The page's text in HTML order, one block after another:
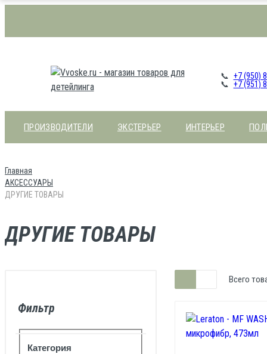
+7 (950)
+7 (951)
ПРОИЗВОДИТЕЛИ ЭКСТЕРЬЕР ИНТЕРЬЕР
Главная
АКСЕССУАРЫ
ДРУГИЕ ТОВАРЫ
ДРУГИЕ ТОВАРЫ
Фильтр
Категория
Всего